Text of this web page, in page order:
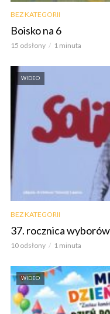
BEZ KATEGORII
Boisko na 6
15 odsłony 1 minuta
WIDEO
BEZ KATEGORII
37. rocznica
10 odsłony 1 minuta
WIDEO